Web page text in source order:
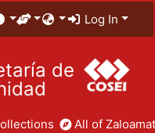
Log In
de
All of